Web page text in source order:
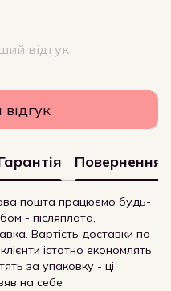
відгук
Повернення
пошта працюємо будь-
- післяплата,
Вартість доставки по
істотно економлять
за упаковку - ці
на себе